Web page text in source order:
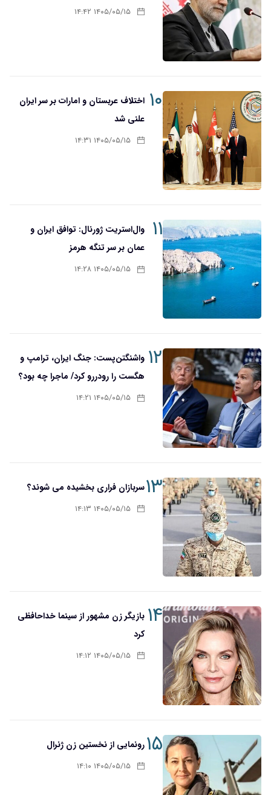
۱۴۰۵/۰۵/۱۵ ۱۴:۴۲
۱۰ اختلاف عربستان و امارات بر سر ایران
علنی شد
۱۴۰۵/۰۵/۱۵ ۱۴:۳۱
۱۱
وال‌استریت ژورنال: توافق ایران و
عمان بر سر تنگه هرمز
۱۴۰۵/۰۵/۱۵ ۱۴:۲۸
۱۲ واشنگتن‌پست: جنگ ایران، ترامپ و
هگست را رودررو کرد/ ماجرا چه بود؟
۱۴۰۵/۰۵/۱۵ ۱۴:۲۱
۱۳سربازان فراری بخشیده می شوند؟
۱۴۰۵/۰۵/۱۵ ۱۴:۱۳
۱۴ بازیگر زن مشهور از سینما خداحافظی
کرد
۱۴۰۵/۰۵/۱۵ ۱۴:۱۲
۱۵رونمایی از نخستین زن ژنرال
۱۴۰۵/۰۵/۱۵ ۱۴:۱۰